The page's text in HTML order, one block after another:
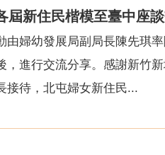
屆新住民楷模至臺中座
由婦幼發展局副局長陳先琪
，進行交流分享。感謝新竹
接待，北屯婦女新住民...